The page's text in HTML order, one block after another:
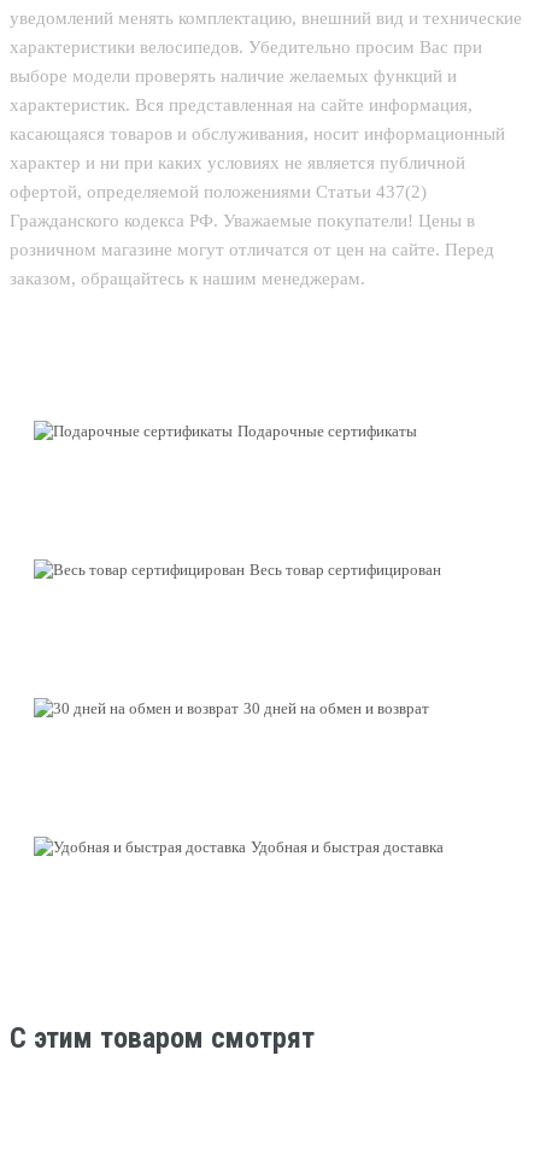
уведомлений менять комплектацию, внешний вид и технические
характеристики велосипедов. Убедительно просим Вас при
выборе модели проверять наличие желаемых функций и
характеристик. Вся представленная на сайте информация,
касающаяся товаров и обслуживания, носит информационный
характер и ни при каких условиях не является публичной
офертой, определяемой положениями Статьи 437(2)
Гражданского кодекса РФ. Уважаемые покупатели! Цены в
розничном магазине могут отличатся от цен на сайте. Перед
заказом, обращайтесь к нашим менеджерам.
Подарочные сертификаты
Весь товар сертифицирован
30 дней на обмен и возврат
Удобная и быстрая доставка
C этим товаром смотрят